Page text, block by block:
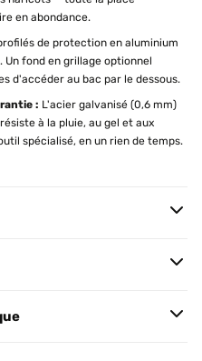
en abondance.
de protection en aluminium
fond en grillage optionnel
d'accéder au bac par le dessous.
: L'acier galvanisé (0,6 mm)
à la pluie, au gel et aux
spécialisé, en un rien de temps.